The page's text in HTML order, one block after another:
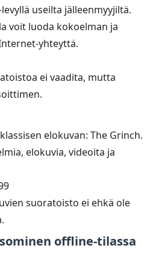
useilta jälleenmyyjiltä.
voit luoda kokoelman ja
yhteyttä.
ei vaadita, mutta
elokuvan: The Grinch.
elokuvia, videoita ja
suoratoisto ei ehkä ole
offline-tilassa